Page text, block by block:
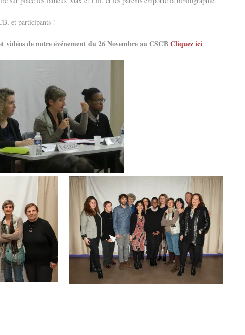
et participants !
vidéos de notre événement du 26 Novembre au CSCBCliquez ici